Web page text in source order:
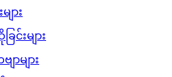
ျား
င်းများ
ာများ